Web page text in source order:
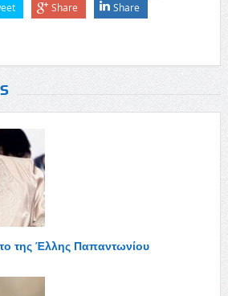
Share Share
της Έλλης Παπαντωνίου